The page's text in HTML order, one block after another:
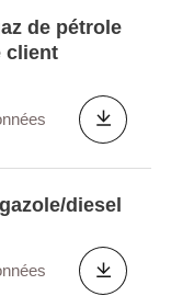
de pétrole
client
diesel